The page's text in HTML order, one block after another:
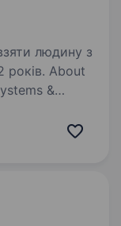
людину з
About
&
Manager